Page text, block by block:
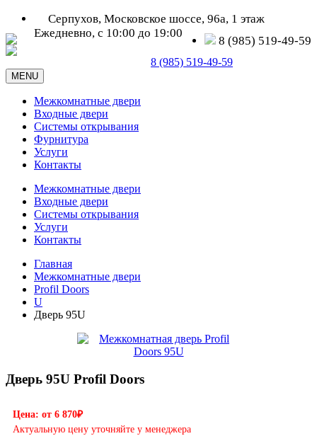
Серпухов, Московское шоссе, 96а, 1 этаж
Ежедневно, с 10:00 до 19:00
8 (985) 519-49-59
8 (985) 519-49-59
MENU
Межкомнатные двери
Входные двери
Системы открывания
Фурнитура
Услуги
Контакты
Межкомнатные двери
Входные двери
Системы открывания
Услуги
Контакты
Главная
Межкомнатные двери
Profil Doors
U
Дверь 95U
Дверь 95U Profil Doors
Цена: от 6 870₽
Актуальную цену уточняйте у менеджера